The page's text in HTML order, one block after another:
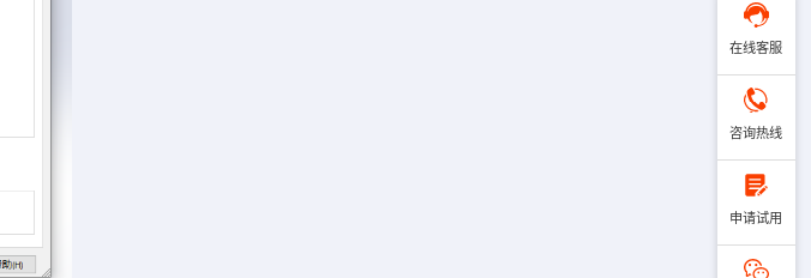
在线客服
咨询热线
申请试用